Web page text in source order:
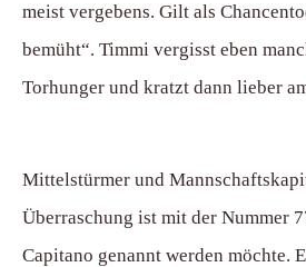
meist vergebens. Gilt als
bemüht“. Timmi vergisst eben
Torhunger und kratzt dann lieber
Mittelstürmer und
Überraschung ist mit der Nummer
Capitano genannt werden möchte.